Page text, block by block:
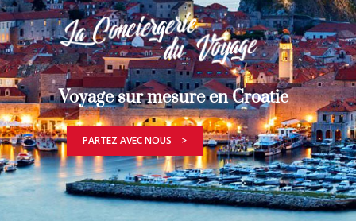
Voyage sur mesure en Croatie
PARTEZ AVEC NOUS >